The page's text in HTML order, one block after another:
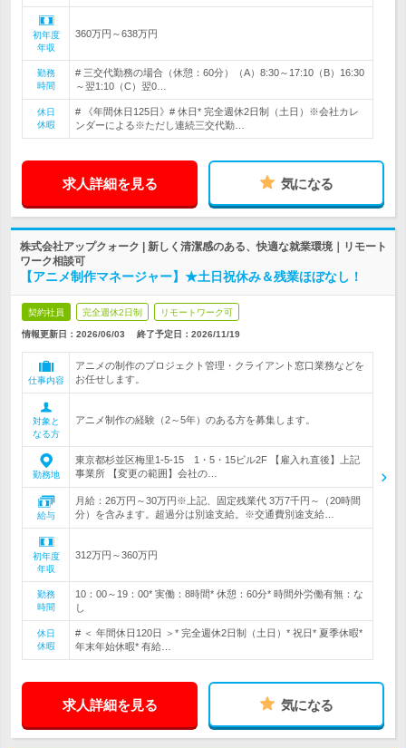
初年度
年収
360万円～638万円
勤務
時間
# 三交代勤務の場合（休憩：60分）（A）8:30～17:10（B）16:30
～翌1:10（C）翌0…
休日
休暇
# 《年間休日125日》# 休日* 完全週休2日制（土日）※会社カレ
ンダーによる※ただし連続三交代勤…
求人詳細を見る 気になる
株式会社アップクォーク | 新しく清潔感のある、快適な就業環境｜リモート
ワーク相談可
【アニメ制作マネージャー】★土日祝休み＆残業ほぼなし！
契約社員 完全週休2日制 リモートワーク可
情報更新日：2026/06/03 終了予定日： 2026/11/19
仕事内容
アニメの制作のプロジェクト管理・クライアント窓口業務などを
お任せします。
対象と
なる方
アニメ制作の経験（2～5年）のある方を募集します。
勤務地
東京都杉並区梅里1-5-15 1・5・15ビル2F 【雇入れ直後】上記
事業所 【変更の範囲】会社の…
給与
月給：26万円～30万円※上記、固定残業代 3万7千円～（20時間
分）を含みます。超過分は別途支給。※交通費別途支給…
初年度
年収
312万円～360万円
勤務
時間
10：00～19：00* 実働：8時間* 休憩：60分* 時間外労働有無：な
し
休日
休暇
# ＜ 年間休日120日 ＞* 完全週休2日制（土日）* 祝日* 夏季休暇*
年末年始休暇* 有給…
求人詳細を見る 気になる